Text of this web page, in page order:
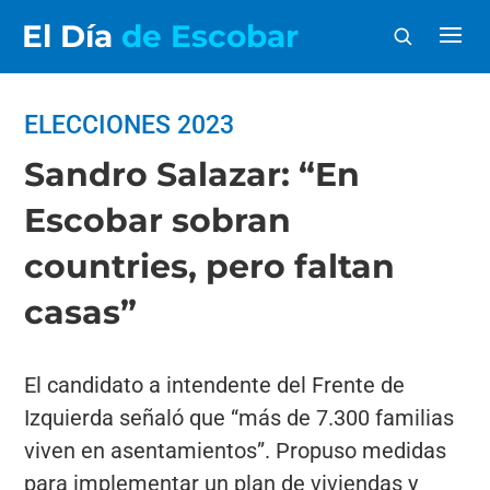
El Día de Escobar
ELECCIONES 2023
Sandro Salazar: “En
Escobar sobran
countries, pero faltan
casas”
El candidato a intendente del Frente de
Izquierda señaló que “más de 7.300 familias
viven en asentamientos”. Propuso medidas
para implementar un plan de viviendas y